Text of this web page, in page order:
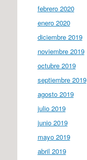
febrero 2020
enero 2020
diciembre 2019
noviembre 2019
octubre 2019
septiembre 2019
agosto 2019
julio 2019
junio 2019
mayo 2019
abril 2019